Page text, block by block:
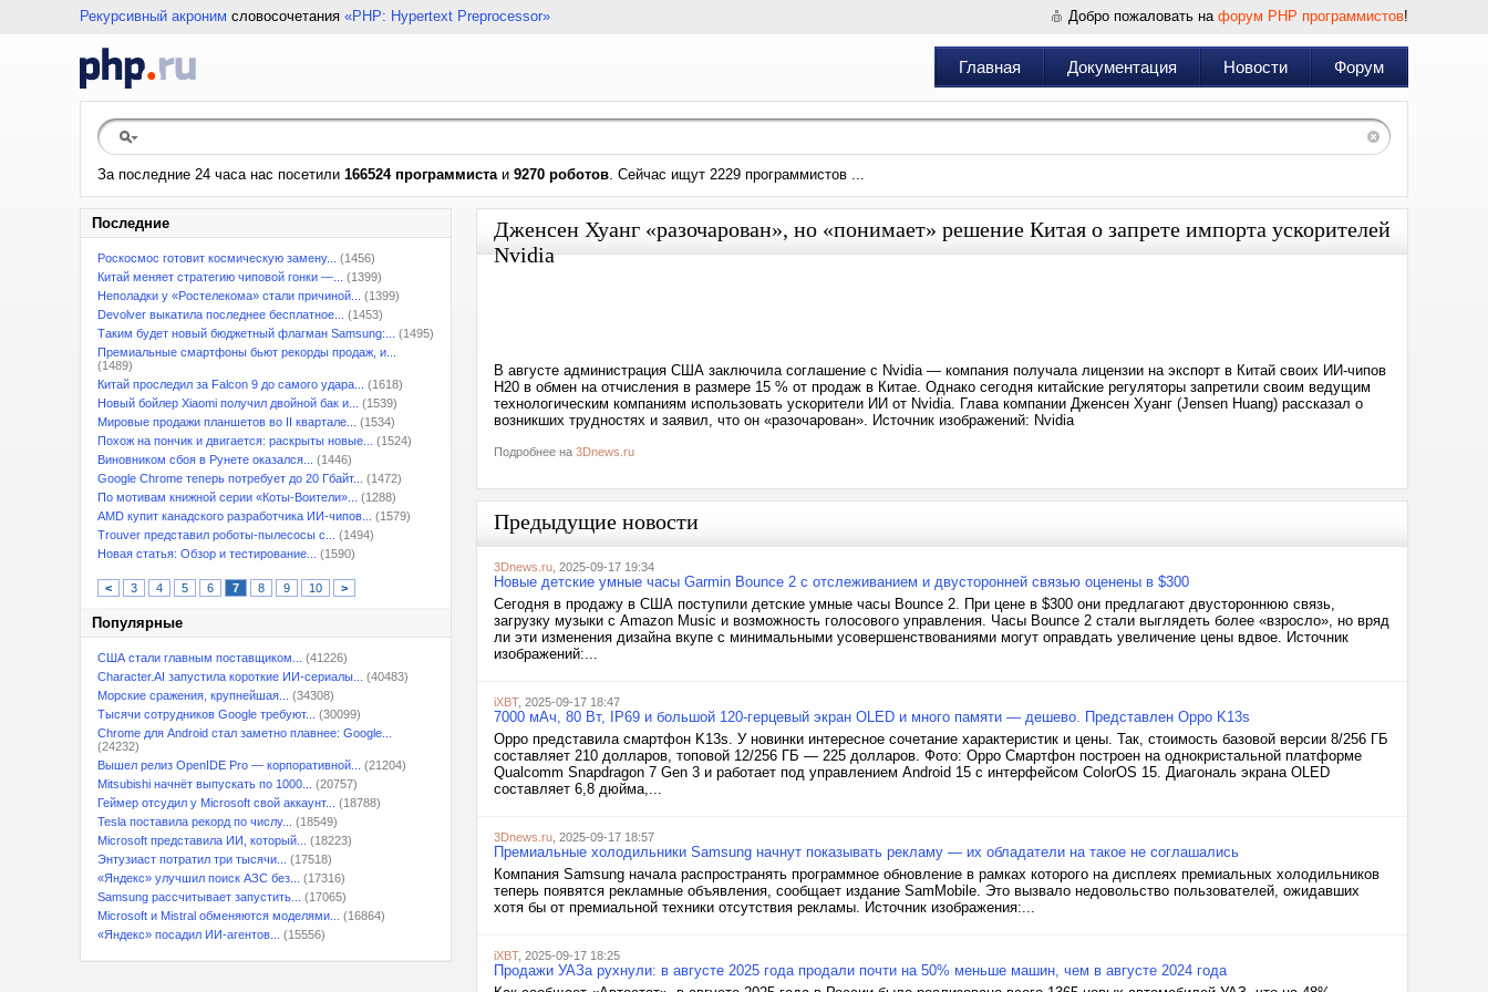
Рекурсивный акроним словосочетания «PHP: Hypertext Preprocessor» Добро пожаловать на форум PHP программистов!
Главная Документация Новости Форум
За последние 24 часа нас посетили 166524 программистаи 9270 роботов. Сейчас ищут 2229 программистов ...
Последние
Роскосмос готовит космическую замену...
(1456)
Китай меняет стратегию чиповой гонки —...
(1399)
Неполадки у «Ростелекома» стали причиной...
(1399)
Devolver выкатила последнее бесплатное...
(1453)
Таким будет новый бюджетный флагман Samsung:...
(1495)
Премиальные смартфоны бьют рекорды продаж, и...
(1489)
Китай проследил за Falcon 9 до самого удара...
(1618)
Новый бойлер Xiaomi получил двойной бак и...
(1539)
Мировые продажи планшетов во II квартале...
(1534)
Похож на пончик и двигается: раскрыты новые...
(1524)
Виновником сбоя в Рунете оказался...
(1446)
Google Chrome теперь потребует до 20 Гбайт...
(1472)
По мотивам книжной серии «Коты-Воители»...
(1288)
AMD купит канадского разработчика ИИ-чипов...
(1579)
Trouver представил роботы-пылесосы с...
(1494)
Новая статья: Обзор и тестирование...
(1590)
< 3 4 5 6 7 8 9 10 >
Популярные
США стали главным поставщиком...
(41226)
Character.AI запустила короткие ИИ-сериалы...
(40483)
Морские сражения, крупнейшая...
(34308)
Тысячи сотрудников Google требуют...
(30099)
Chrome для Android стал заметно плавнее: Google...
(24232)
Вышел релиз OpenIDE Pro — корпоративной...
(21204)
Mitsubishi начнёт выпускать по 1000...
(20757)
Геймер отсудил у Microsoft свой аккаунт...
(18788)
Tesla поставила рекорд по числу...
(18549)
Microsoft представила ИИ, который...
(18223)
Энтузиаст потратил три тысячи...
(17518)
«Яндекс» улучшил поиск АЗС без...
(17316)
Samsung рассчитывает запустить...
(17065)
Microsoft и Mistral обменяются моделями...
(16864)
«Яндекс» посадил ИИ-агентов...
(15556)
Дженсен Хуанг «разочарован», но «понимает» решение Китая о запрете импорта ускорителей
Nvidia
В августе администрация США заключила соглашение с Nvidia — компания получала лицензии на экспорт в Китай своих ИИ-чипов
H20 в обмен на отчисления в размере 15 % от продаж в Китае. Однако сегодня китайские регуляторы запретили своим ведущим
технологическим компаниям использовать ускорители ИИ от Nvidia. Глава компании Дженсен Хуанг (Jensen Huang) рассказал о
возникших трудностях и заявил, что он «разочарован». Источник изображений: Nvidia
Подробнее на 3Dnews.ru
Предыдущие новости
3Dnews.ru , 2025-09-17 19:34
Новые детские умные часы Garmin Bounce 2 с отслеживанием и двусторонней связью оценены в $300
Сегодня в продажу в США поступили детские умные часы Bounce 2. При цене в $300 они предлагают двустороннюю связь,
загрузку музыки с Amazon Music и возможность голосового управления. Часы Bounce 2 стали выглядеть более «взросло», но вряд
ли эти изменения дизайна вкупе с минимальными усовершенствованиями могут оправдать увеличение цены вдвое. Источник
изображений:...
iXBT, 2025-09-17 18:47
7000 мАч, 80 Вт, IP69 и большой 120-герцевый экран OLED и много памяти — дешево. Представлен Oppo K13s
Oppo представила смартфон K13s. У новинки интересное сочетание характеристик и цены. Так, стоимость базовой версии 8/256 ГБ
составляет 210 долларов, топовой 12/256 ГБ — 225 долларов. Фото: Oppo Смартфон построен на однокристальной платформе
Qualcomm Snapdragon 7 Gen 3 и работает под управлением Android 15 с интерфейсом ColorOS 15. Диагональ экрана OLED
составляет 6,8 дюйма,...
3Dnews.ru , 2025-09-17 18:57
Премиальные холодильники Samsung начнут показывать рекламу — их обладатели на такое не соглашались
Компания Samsung начала распространять программное обновление в рамках которого на дисплеях премиальных холодильников
теперь появятся рекламные объявления, сообщает издание SamMobile. Это вызвало недовольство пользователей, ожидавших
хотя бы от премиальной техники отсутствия рекламы. Источник изображения:...
iXBT, 2025-09-17 18:25
Продажи УАЗа рухнули: в августе 2025 года продали почти на 50% меньше машин, чем в августе 2024 года